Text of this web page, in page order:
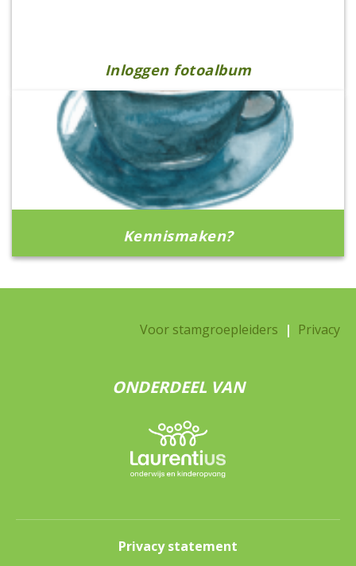
Inloggen fotoalbum
Kennismaken?
Voor stamgroepleiders | Privacy
ONDERDEEL VAN
Privacy statement